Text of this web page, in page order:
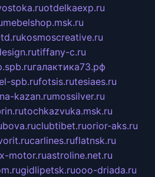
otdelkaexp.ru
mebelshop.msk.ru
kosmoscreative.ru
tiffany-c.ru
галактика73.рф
spb.rufotsis.rutesiaes.ru
kazan.rumossilver.ru
tochkazvuka.msk.ru
clubtibet.ruorior-aks.ru
carlines.ruflatnsk.ru
motor.ruastroline.net.ru
gidlipetsk.ruooo-driada.ru